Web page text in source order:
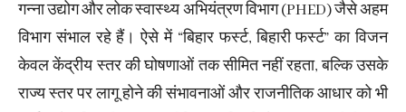
गन्ना उद्योग और लोक स्वास्थ्य अभियंत्रण विभाग (PHED) जैसे अहम
विभाग संभाल रहे हैं। ऐसे में “बिहार फर्स्ट, बिहारी फर्स्ट” का विजन
केवल केंद्रीय स्तर की घोषणाओं तक सीमित नहीं रहता, बल्कि उसके
राज्य स्तर पर लागू होने की संभावनाओं और राजनीतिक आधार को भी